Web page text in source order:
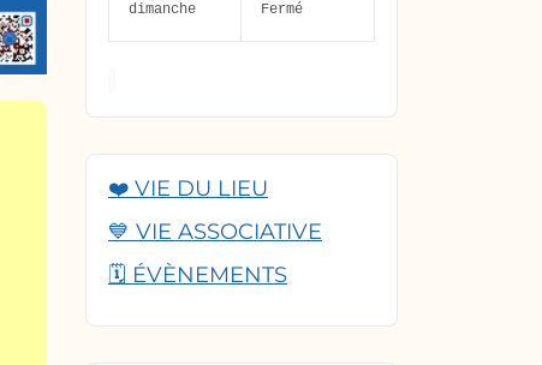
dimanche Fermé
❤️ VIE DU LIEU
💙 VIE ASSOCIATIVE
🗓️ ÉVÈNEMENTS